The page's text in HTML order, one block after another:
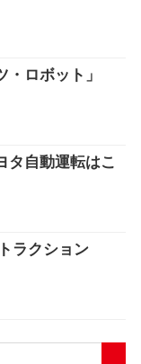
ロボット」
タ自動運転はこ
ラクション